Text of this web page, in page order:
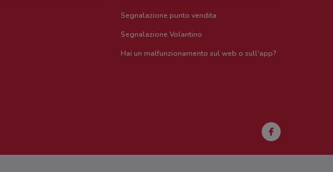
Segnalazione punto vendita
Segnalazione Volantino
Hai un malfunzionamento sul web o sull'app?